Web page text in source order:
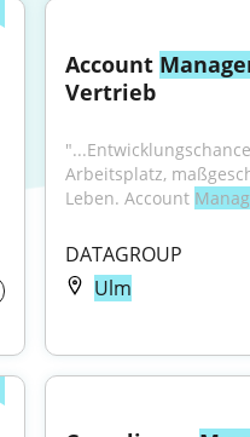
Account
Vertrieb
Arbeitsplatz,
Leben. Account
DATAGROUP
Ulm